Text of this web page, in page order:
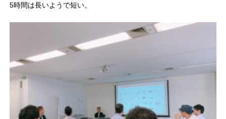
5時間は長いようで短い。